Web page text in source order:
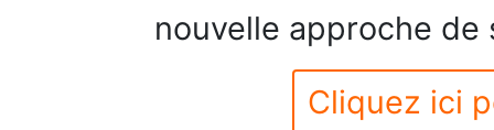
nouvelle approche de
Cliquez ici